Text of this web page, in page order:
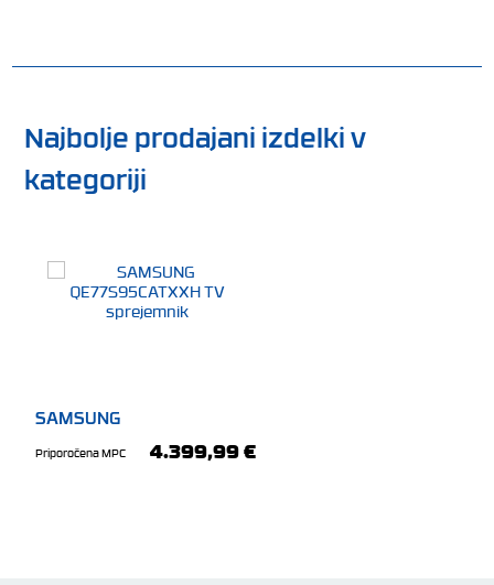
Najbolje prodajani izdelki v
kategoriji
SAMSUNG
sprejemnik
Priporočena MPC 4.399,99 €